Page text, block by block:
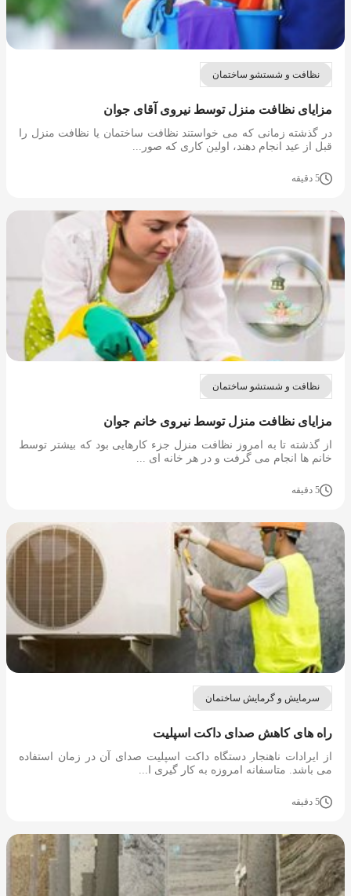
نظافت و شستشو ساختمان
مزایای نظافت منزل توسط نیروی آقای جوان
در گذشته زمانی که می خواستند نظافت ساختمان یا نظافت منزل را
قبل از عید انجام دهند، اولین کاری که صور...
5 دقیقه
نظافت و شستشو ساختمان
مزایای نظافت منزل توسط نیروی خانم جوان
از گذشته تا به امروز نظافت منزل جزء کارهایی بود که بیشتر توسط
خانم ها انجام می گرفت و در هر خانه ای ...
5 دقیقه
سرمایش و گرمایش ساختمان
راه های کاهش صدای داکت اسپلیت
از ایرادات ناهنجار دستگاه داکت اسپلیت صدای آن در زمان استفاده
می باشد. متاسفانه امروزه به کار گیری ا...
5 دقیقه